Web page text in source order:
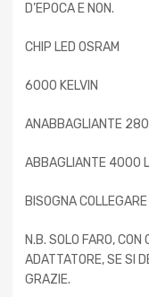
D’EPOCA E NON.
CHIP LED OSRAM
6000 KELVIN
ANABBAGLIANTE
ABBAGLIANTE 4000
BISOGNA
N.B. SOLO FARO,
ADATTATORE, SE SI
GRAZIE.